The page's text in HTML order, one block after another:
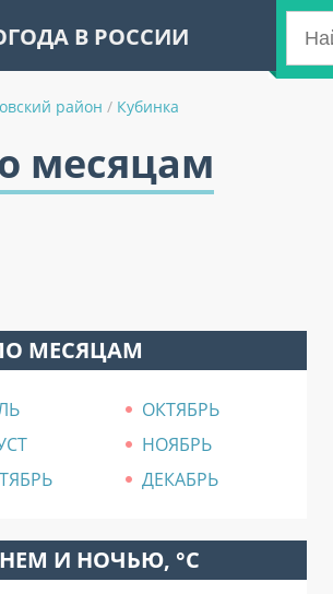
В РОССИИ
район / Кубинка
месяцам
МЕСЯЦАМ
ОКТЯБРЬ
НОЯБРЬ
ДЕКАБРЬ
И НОЧЬЮ, °C